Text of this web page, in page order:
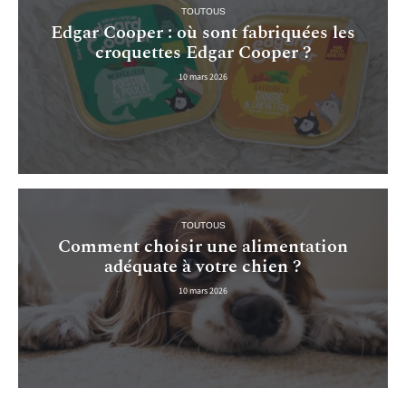
TOUTOUS
Edgar Cooper : où sont fabriquées les
croquettes Edgar Cooper ?
10 mars 2026
TOUTOUS
Comment choisir une alimentation
adéquate à votre chien ?
10 mars 2026